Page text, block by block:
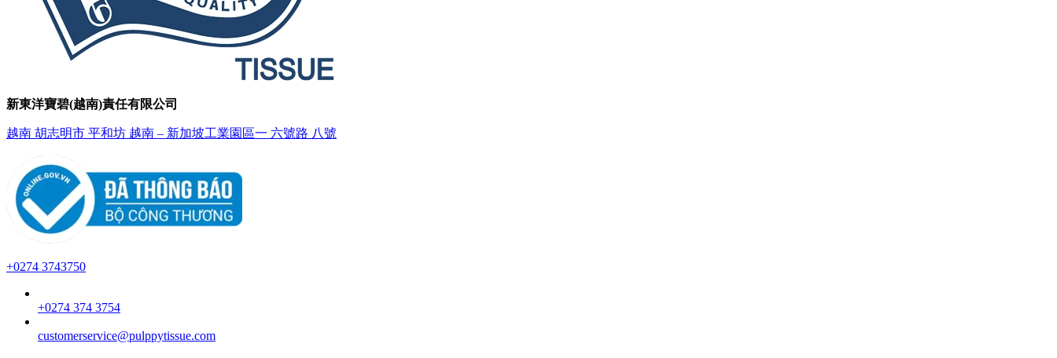
新東洋寶碧(越南)責任有限公司
越南 胡志明市 平和坊 越南 – 新加坡工業園區一 六號路 八號
+0274 3743750
+0274 374 3754
customerservice@pulppytissue.com